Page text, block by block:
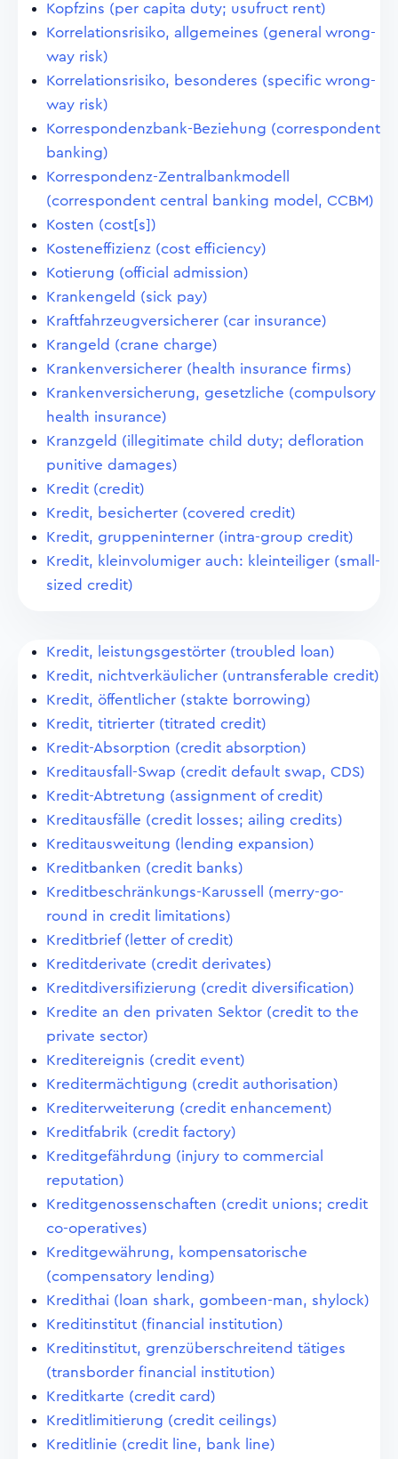
Kopfzins (per capita duty; usufruct rent)
Korrelationsrisiko, allgemeines (general wrong-
way risk)
Korrelationsrisiko, besonderes (specific wrong-
way risk)
Korrespondenzbank-Beziehung (correspondent
banking)
Korrespondenz-Zentralbankmodell
(correspondent central banking model, CCBM)
Kosten (cost[s])
Kosteneffizienz (cost efficiency)
Kotierung (official admission)
Krankengeld (sick pay)
Kraftfahrzeugversicherer (car insurance)
Krangeld (crane charge)
Krankenversicherer (health insurance firms)
Krankenversicherung, gesetzliche (compulsory
health insurance)
Kranzgeld (illegitimate child duty; defloration
punitive damages)
Kredit (credit)
Kredit, besicherter (covered credit)
Kredit, gruppeninterner (intra-group credit)
Kredit, kleinvolumiger auch: kleinteiliger (small-
sized credit)
Kredit, leistungsgestörter (troubled loan)
Kredit, nichtverkäulicher (untransferable credit)
Kredit, öffentlicher (stakte borrowing)
Kredit, titrierter (titrated credit)
Kredit-Absorption (credit absorption)
Kreditausfall-Swap (credit default swap, CDS)
Kredit-Abtretung (assignment of credit)
Kreditausfälle (credit losses; ailing credits)
Kreditausweitung (lending expansion)
Kreditbanken (credit banks)
Kreditbeschränkungs-Karussell (merry-go-
round in credit limitations)
Kreditbrief (letter of credit)
Kreditderivate (credit derivates)
Kreditdiversifizierung (credit diversification)
Kredite an den privaten Sektor (credit to the
private sector)
Kreditereignis (credit event)
Kreditermächtigung (credit authorisation)
Krediterweiterung (credit enhancement)
Kreditfabrik (credit factory)
Kreditgefährdung (injury to commercial
reputation)
Kreditgenossenschaften (credit unions; credit
co-operatives)
Kreditgewährung, kompensatorische
(compensatory lending)
Kredithai (loan shark, gombeen-man, shylock)
Kreditinstitut (financial institution)
Kreditinstitut, grenzüberschreitend tätiges
(transborder financial institution)
Kreditkarte (credit card)
Kreditlimitierung (credit ceilings)
Kreditlinie (credit line, bank line)